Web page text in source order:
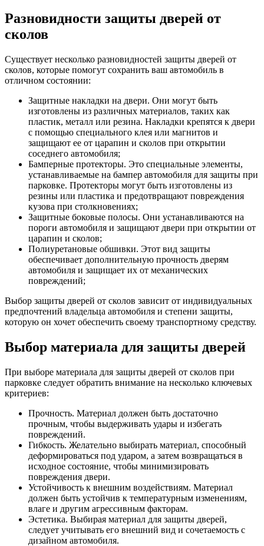
Разновидности защиты дверей от
сколов
Существует несколько разновидностей защиты дверей от
сколов, которые помогут сохранить ваш автомобиль в
отличном состоянии:
Защитные накладки на двери. Они могут быть
изготовлены из различных материалов, таких как
пластик, металл или резина. Накладки крепятся к двери
с помощью специального клея или магнитов и
защищают ее от царапин и сколов при открытии
соседнего автомобиля;
Бамперные протекторы. Это специальные элементы,
устанавливаемые на бампер автомобиля для защиты при
парковке. Протекторы могут быть изготовлены из
резины или пластика и предотвращают повреждения
кузова при столкновениях;
Защитные боковые полосы. Они устанавливаются на
пороги автомобиля и защищают двери при открытии от
царапин и сколов;
Полиуретановые обшивки. Этот вид защиты
обеспечивает дополнительную прочность дверям
автомобиля и защищает их от механических
повреждений;
Выбор защиты дверей от сколов зависит от индивидуальных
предпочтений владельца автомобиля и степени защиты,
которую он хочет обеспечить своему транспортному средству.
Выбор материала для защиты дверей
При выборе материала для защиты дверей от сколов при
парковке следует обратить внимание на несколько ключевых
критериев:
Прочность. Материал должен быть достаточно
прочным, чтобы выдерживать удары и избегать
повреждений.
Гибкость. Желательно выбирать материал, способный
деформироваться под ударом, а затем возвращаться в
исходное состояние, чтобы минимизировать
повреждения двери.
Устойчивость к внешним воздействиям. Материал
должен быть устойчив к температурным изменениям,
влаге и другим агрессивным факторам.
Эстетика. Выбирая материал для защиты дверей,
следует учитывать его внешний вид и сочетаемость с
дизайном автомобиля.